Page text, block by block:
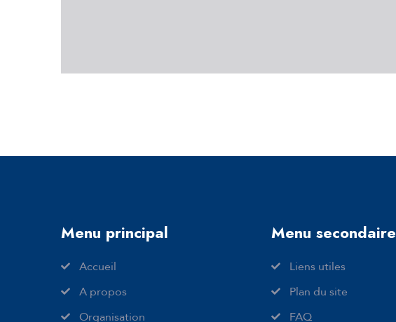
Menu principal
Accueil
A propos
Organisation
Menu secondaire
Liens utiles
Plan du site
FAQ